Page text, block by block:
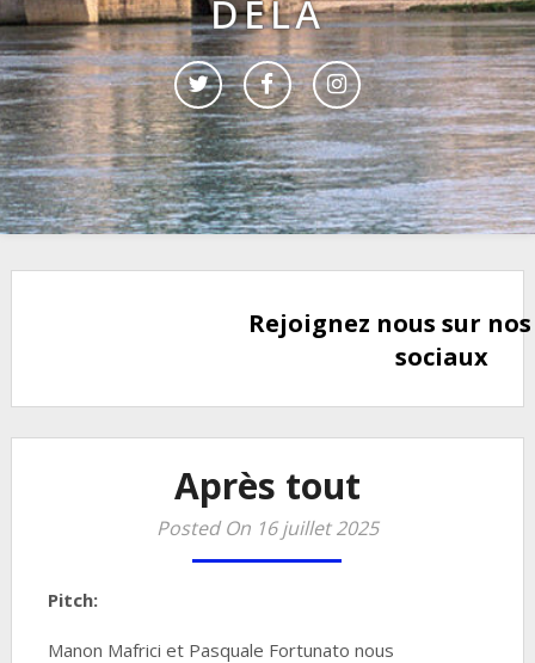
DELÀ
Rejoignez nous sur
sociaux
Après tout
Posted On 16 juillet 2025
Pitch:
Manon Mafrici et Pasquale Fortunato nous